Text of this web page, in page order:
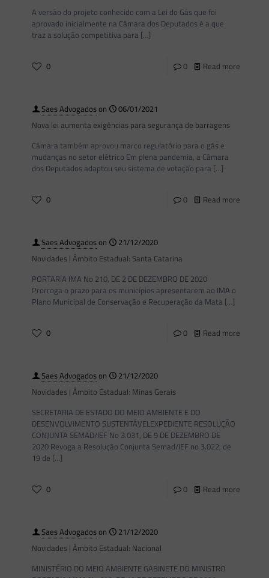
A versão do projeto conhecido com a Lei do Gás que foi
aprovado inicialmente na Câmara dos Deputados é a que
traz a solução competitiva para […]
0 0 Read more
Saes Advogadoson
06/01/2021
Nova lei aumenta exigências para segurança de barragens
Câmara também aprovou marco regulatório para o gás e
mudanças no setor elétrico Em plena pandemia, a Câmara
dos Deputados adaptou seu sistema de votação para […]
0 0 Read more
Saes Advogadoson
21/12/2020
Novidades | Âmbito Estadual: Santa Catarina
PORTARIA IMA No 210, DE 2 DE DEZEMBRO DE 2020
Prorroga o prazo para os municípios apresentarem ao IMA o
Plano Municipal de Conservação e Recuperação da Mata […]
0 0 Read more
Saes Advogadoson
21/12/2020
Novidades | Âmbito Estadual: Minas Gerais
SECRETARIA DE ESTADO DO MEIO AMBIENTE E DO
DESENVOLVIMENTO SUSTENTÁVELEXPEDIENTE RESOLUÇÃO
CONJUNTA SEMAD/IEF No 3.031, DE 9 DE DEZEMBRO DE
2020 Revoga a Resolução Conjunta Semad/IEF no 3.022, de
19 de […]
0 0 Read more
Saes Advogadoson
21/12/2020
Novidades | Âmbito Estadual: Nacional
MINISTÉRIO DO MEIO AMBIENTE GABINETE DO MINISTRO